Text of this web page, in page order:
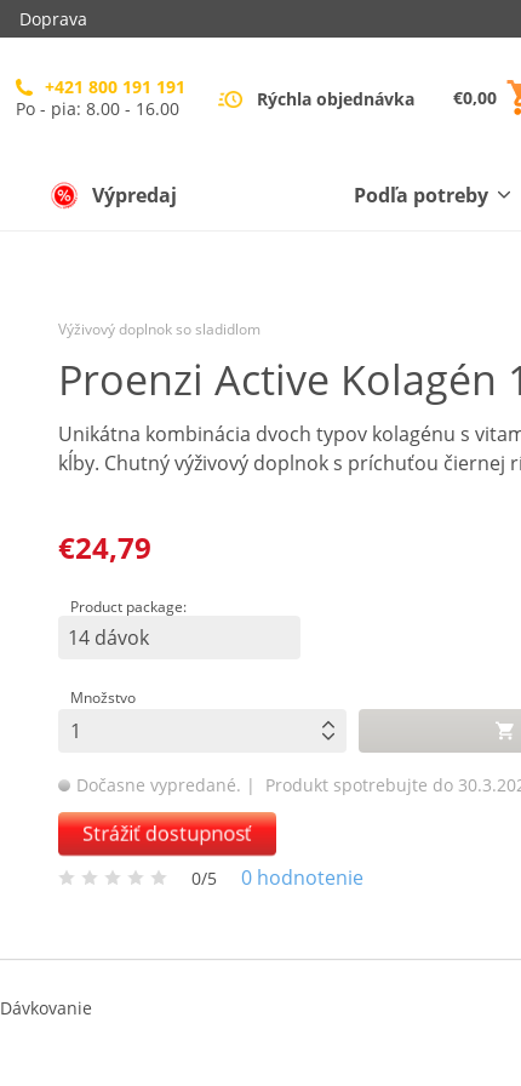
Doprava
+421 800 191 191
Po - pia: 8.00 - 16.00
Rýchla objednávka €0,00
Výpredaj Podľa potreby
Výživový doplnok so sladidlom
Proenzi Active Kolagén
Unikátna kombinácia dvoch typov kolagénu s
kĺby. Chutný výživový doplnok s príchuťou čiernej
€24,79
Product package:
14 dávok
Množstvo
Dočasne vypredané. | Produkt spotrebujte do
Strážiť dostupnosť
0/5 0 hodnotenie
Dávkovanie